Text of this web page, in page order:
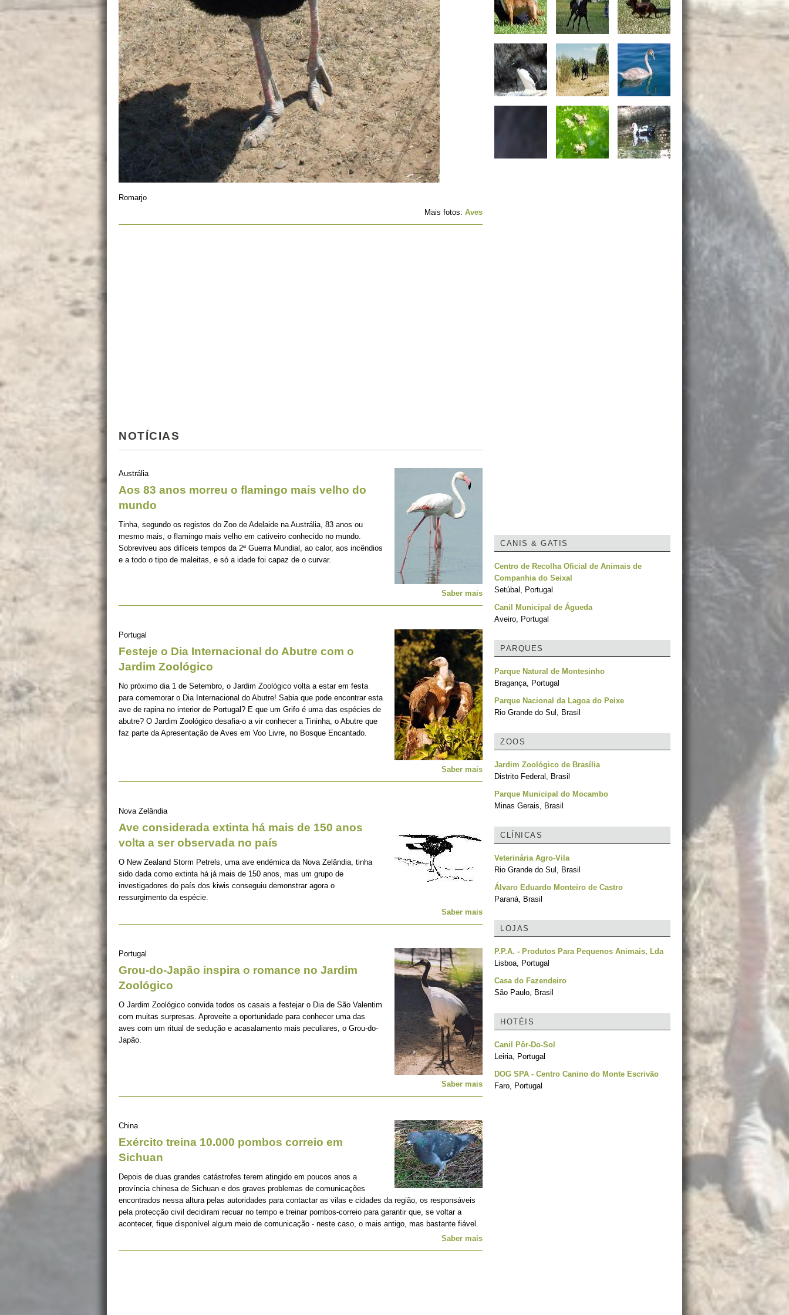
Romarjo
Mais fotos: Aves
NOTÍCIAS
Austrália
Aos 83 anos morreu o flamingo mais velho do
mundo
Tinha, segundo os registos do Zoo de Adelaide na Austrália, 83 anos ou
mesmo mais, o flamingo mais velho em cativeiro conhecido no mundo.
Sobreviveu aos difíceis tempos da 2ª Guerra Mundial, ao calor, aos incêndios
e a todo o tipo de maleitas, e só a idade foi capaz de o curvar.
Saber mais
Portugal
Festeje o Dia Internacional do Abutre com o
Jardim Zoológico
No próximo dia 1 de Setembro, o Jardim Zoológico volta a estar em festa
para comemorar o Dia Internacional do Abutre! Sabia que pode encontrar esta
ave de rapina no interior de Portugal? E que um Grifo é uma das espécies de
abutre? O Jardim Zoológico desafia-o a vir conhecer a Tininha, o Abutre que
faz parte da Apresentação de Aves em Voo Livre, no Bosque Encantado.
Saber mais
Nova Zelândia
Ave considerada extinta há mais de 150 anos
volta a ser observada no país
O New Zealand Storm Petrels, uma ave endémica da Nova Zelândia, tinha
sido dada como extinta há já mais de 150 anos, mas um grupo de
investigadores do país dos kiwis conseguiu demonstrar agora o
ressurgimento da espécie.
Saber mais
Portugal
Grou-do-Japão inspira o romance no Jardim
Zoológico
O Jardim Zoológico convida todos os casais a festejar o Dia de São Valentim
com muitas surpresas. Aproveite a oportunidade para conhecer uma das
aves com um ritual de sedução e acasalamento mais peculiares, o Grou-do-
Japão.
Saber mais
China
Exército treina 10.000 pombos correio em
Sichuan
Depois de duas grandes catástrofes terem atingido em poucos anos a
província chinesa de Sichuan e dos graves problemas de comunicações
encontrados nessa altura pelas autoridades para contactar as vilas e cidades da região, os responsáveis
pela protecção civil decidiram recuar no tempo e treinar pombos-correio para garantir que, se voltar a
acontecer, fique disponível algum meio de comunicação - neste caso, o mais antigo, mas bastante fiável.
Saber mais
CANIS & GATIS
Centro de Recolha Oficial de Animais de
Companhia do Seixal
Setúbal, Portugal
Canil Municipal de Águeda
Aveiro, Portugal
PARQUES
Parque Natural de Montesinho
Bragança, Portugal
Parque Nacional da Lagoa do Peixe
Rio Grande do Sul, Brasil
ZOOS
Jardim Zoológico de Brasília
Distrito Federal, Brasil
Parque Municipal do Mocambo
Minas Gerais, Brasil
CLÍNICAS
Veterinária Agro-Vila
Rio Grande do Sul, Brasil
Álvaro Eduardo Monteiro de Castro
Paraná, Brasil
LOJAS
P.P.A. - Produtos Para Pequenos Animais, Lda
Lisboa, Portugal
Casa do Fazendeiro
São Paulo, Brasil
HOTÉIS
Canil Pôr-Do-Sol
Leiria, Portugal
DOG SPA - Centro Canino do Monte Escrivão
Faro, Portugal